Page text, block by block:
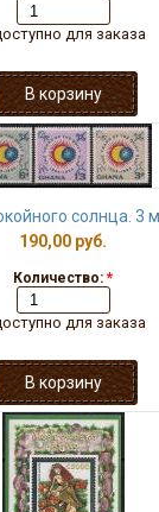
для заказа
солнца. 3
190,00 руб.
Количество: *
для заказа